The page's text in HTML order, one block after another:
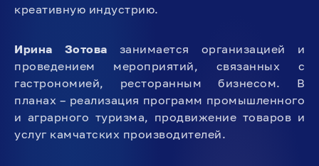
креативную индустрию.
Ирина Зотова занимается организацией и
проведением мероприятий, связанных с
гастрономией, ресторанным бизнесом. В
планах – реализация программ промышленного
и аграрного туризма, продвижение товаров и
услуг камчатских производителей.